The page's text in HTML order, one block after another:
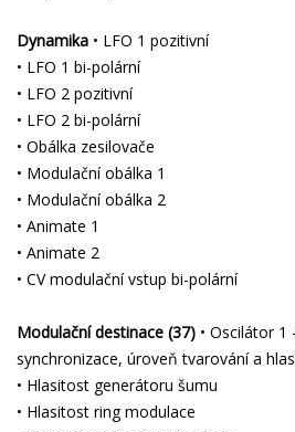
Dynamika • LFO 1 pozitivní
• LFO 1 bi-polární
• LFO 2 pozitivní
• LFO 2 bi-polární
• Obálka zesilovače
• Modulační obálka 1
• Modulační obálka 2
• Animate 1
• Animate 2
• CV modulační vstup bi-polární
Modulační destinace (37) • Oscilátor
synchronizace, úroveň tvarování a
• Hlasitost generátoru šumu
• Hlasitost ring modulace